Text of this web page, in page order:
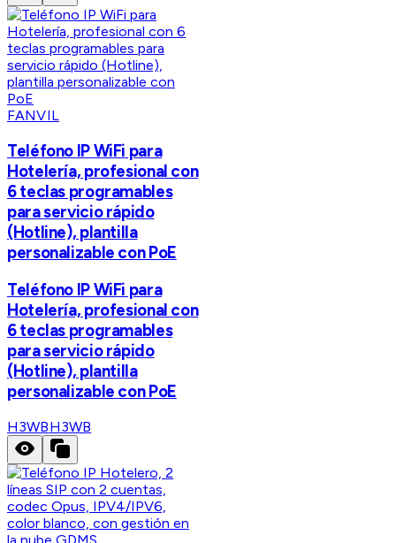
FANVIL
Teléfono IP WiFi para
Hotelería, profesional con
6 teclas programables
para servicio rápido
(Hotline), plantilla
personalizable con PoE
Teléfono IP WiFi para
Hotelería, profesional con
6 teclas programables
para servicio rápido
(Hotline), plantilla
personalizable con PoE
H3WBH3WB